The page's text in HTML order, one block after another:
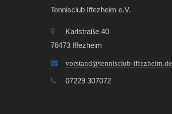
Tennisclub Iffezheim e.V.
Karlstraße 40
76473 Iffezheim
vorstand@tennisclub-iffezheim.de
07229 307072